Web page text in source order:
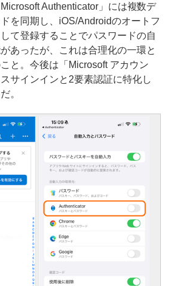
Authenticator」には複数デ
を同期し、iOS/Androidのオートフ
て登録することでパスワードの自
あったが、これは合理化の一環と
と。今後は「Microsoft アカウン
サインインと2要素認証に特化し
。